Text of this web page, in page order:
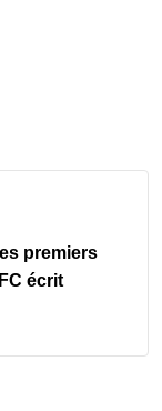
premiers
écrit